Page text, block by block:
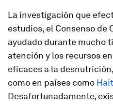
La investigación que
estudios, el Consenso de
ayudado durante mucho
atención y los recursos
eficaces a la
como en países como
Desafortunadamente,